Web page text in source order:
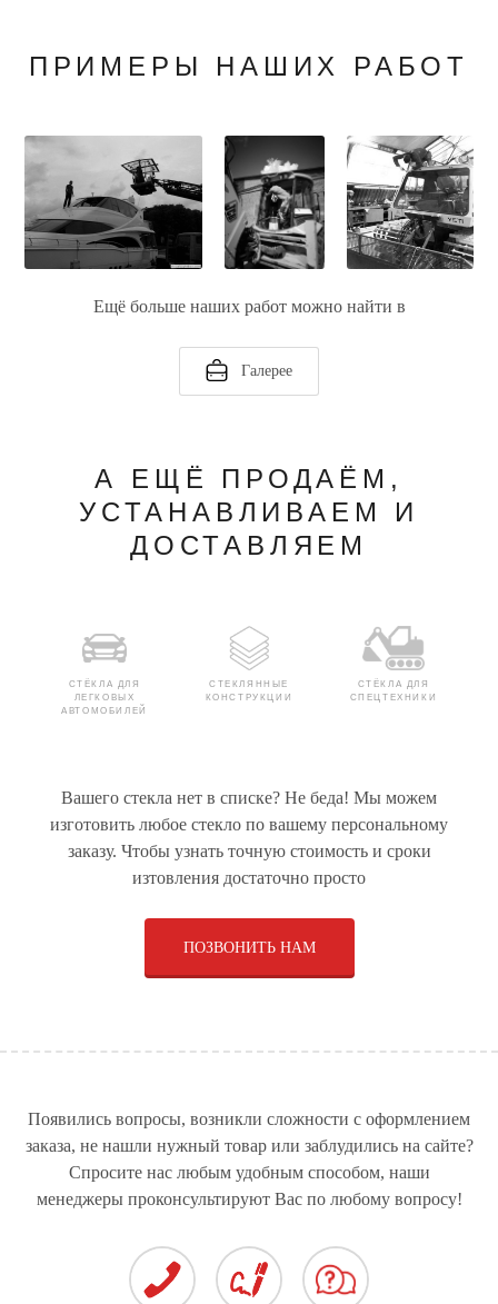
ПРИМЕРЫ НАШИХ РАБОТ
Ещё больше наших работ можно найти в
Галерее
А ЕЩЁ ПРОДАЁМ,
УСТАНАВЛИВАЕМ И
ДОСТАВЛЯЕМ
СТЁКЛА ДЛЯ
ЛЕГКОВЫХ
АВТОМОБИЛЕЙ
СТЕКЛЯННЫЕ
КОНСТРУКЦИИ
СТЁКЛА ДЛЯ
СПЕЦТЕХНИКИ
ПРОИЗВОДСТВУ
ЩЁТОЧНЫХ ДИСКОВ И
МЕТЁЛОК
КАБИН
И ЯХТ
АВТОМОБИЛЕЙ
ЩЁТОЧНЫЕ ДИСКИ
ТЕХНИКИ И
Вашего стекла нет в списке? Не беда! Мы можем
изготовить любое стекло по вашему персональному
заказу. Чтобы узнать точную стоимость и сроки
изтовления достаточно просто
ПОЗВОНИТЬ НАМ
Появились вопросы, возникли сложности с оформлением
заказа, не нашли нужный товар или заблудились на сайте?
Спросите нас любым удобным способом, наши
менеджеры проконсультируют Вас по любому вопросу!